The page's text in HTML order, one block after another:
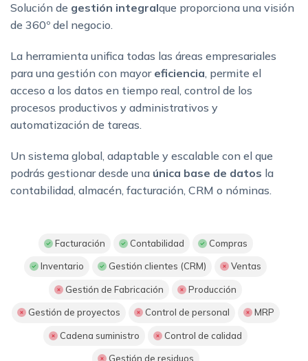
Solución de gestión integralque proporciona una visión
de 360º del negocio.
La herramienta unifica todas las áreas empresariales
para una gestión con mayor eficiencia, permite el
acceso a los datos en tiempo real, control de los
procesos productivos y administrativos y
automatización de tareas.
Un sistema global, adaptable y escalable con el que
podrás gestionar desde una única base de datos la
contabilidad, almacén, facturación, CRM o nóminas.
Facturación Contabilidad Compras
Inventario Gestión clientes (CRM) Ventas
Gestión de Fabricación Producción
Gestión de proyectos Control de personal MRP
Cadena suministro Control de calidad
Gestión de residuos